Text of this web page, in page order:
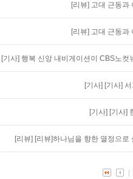
[리뷰] 고대 근동과
[리뷰] 고대 근동과
[기사] 행복 신앙 내비게이션이 CBS노컷
[기사] [기사]
[기사] [기사]
[리뷰] [리뷰]하나님을 향한 열정으로